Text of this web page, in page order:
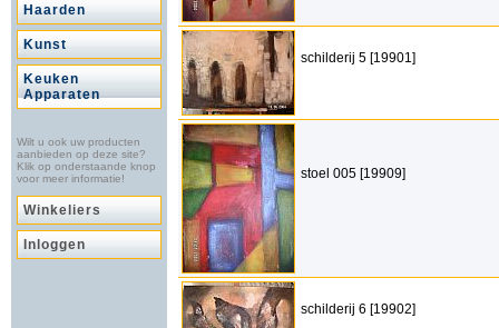
Haarden
Kunst
Keuken
Apparaten
Wilt u ook uw producten
aanbieden op deze site?
Klik op onderstaande knop
voor meer informatie!
Winkeliers
Inloggen
schilderij 5 [19901]
stoel 005 [19909]
schilderij 6 [19902]